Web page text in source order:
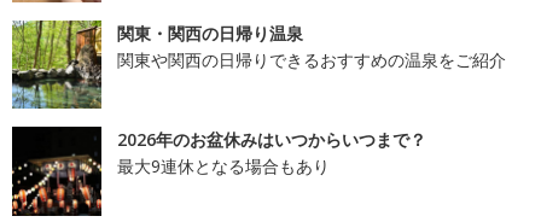
関東・関西の日帰り温泉
関東や関西の日帰りできるおすすめの温泉をご紹介
2026年のお盆休みはいつからいつまで？
最大9連休となる場合もあり